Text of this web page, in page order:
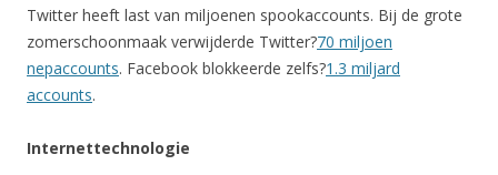
Twitter heeft last van miljoenen spookaccounts. Bij de grote
zomerschoonmaak verwijderde Twitter?70 miljoen
nepaccounts. Facebook blokkeerde zelfs?1.3 miljard
accounts.
Internettechnologie